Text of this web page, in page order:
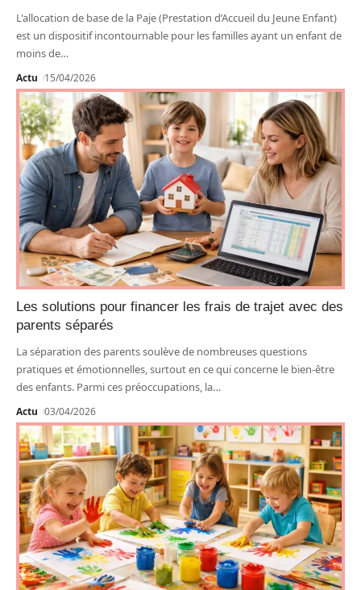
L'allocation de base de la Paje (Prestation d’Accueil du Jeune Enfant)
est un dispositif incontournable pour les familles ayant un enfant de
moins de…
Actu 15/04/2026
Les solutions pour financer les frais de trajet avec des
parents séparés
La séparation des parents soulève de nombreuses questions
pratiques et émotionnelles, surtout en ce qui concerne le bien-être
des enfants. Parmi ces préoccupations, la…
Actu 03/04/2026